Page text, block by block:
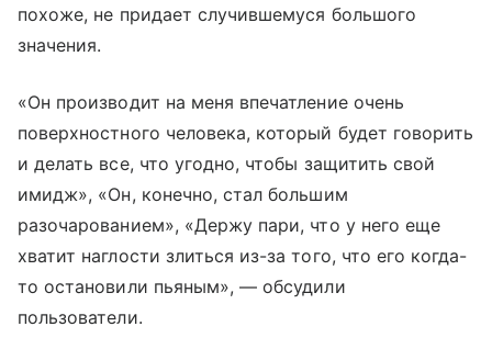
похоже, не придает случившемуся большого
значения.
«Он производит на меня впечатление очень
поверхностного человека, который будет говорить
и делать все, что угодно, чтобы защитить свой
имидж», «Он, конечно, стал большим
разочарованием», «Держу пари, что у него еще
хватит наглости злиться из-за того, что его когда-
то остановили пьяным», — обсудили
пользователи.